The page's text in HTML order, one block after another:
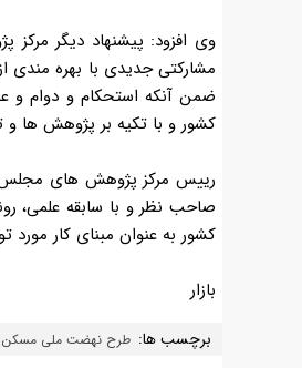
وی افزود: پیشنهاد دیگر
مشارکتی جدیدی با بهره
ضمن آنکه استحکام و دوام و
کشور و با تکیه بر پژوهش ها
رییس مرکز پژوهش های مجلس
صاحب نظر و با سابقه علمی،
کشور به عنوان مبنای کار مورد
بازار
برچسب ها: طرح نهضت ملی مسکن